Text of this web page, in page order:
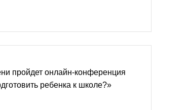
пройдет онлайн-конференция
ребенка к школе?»